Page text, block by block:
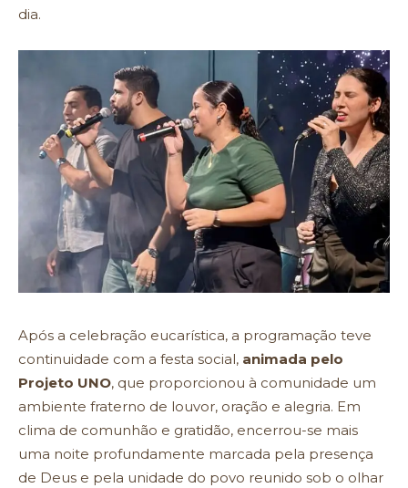
dia.
Após a celebração eucarística, a programação teve
continuidade com a festa social, animada pelo
Projeto UNO, que proporcionou à comunidade um
ambiente fraterno de louvor, oração e alegria. Em
clima de comunhão e gratidão, encerrou-se mais
uma noite profundamente marcada pela presença
de Deus e pela unidade do povo reunido sob o olhar